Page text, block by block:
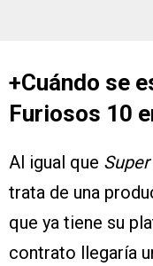
+Cuándo se
Furiosos 10
Al igual que
trata de una
que ya tiene su
contrato llegaría